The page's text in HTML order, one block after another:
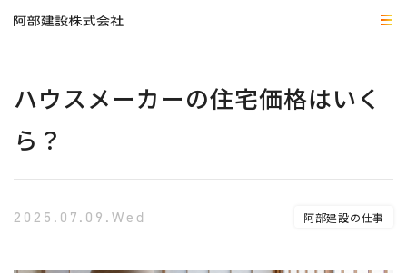
ハウスメーカーの住宅価格はいく
ら？
2025.07.09.Wed 阿部建設の仕事